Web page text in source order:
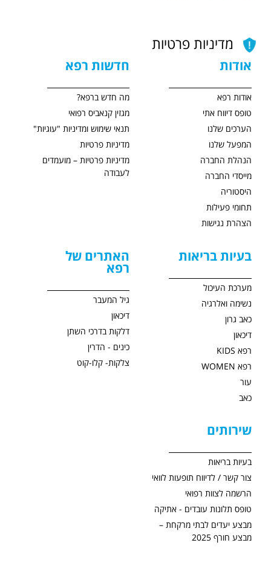
מדיניות פרטיות
אודות
אודות רפא
טופס דיווח אתי
הערכים שלנו
המפעל שלנו
הנהלת החברה
מייסדי החברה
היסטוריה
תחומי פעילות
הצהרת נגישות
חדשות רפא
מה חדש ברפא?
מגזין קנאביס רפואי
תנאי שימוש ומדיניות "עוגיות"
מדיניות פרטיות
מדיניות פרטיות – מועמדים
לעבודה
בעיות בריאות
מערכת העיכול
נשימה ואלרגיה
כאב גרון
דיכאון
רפא KIDS
רפא WOMEN
עור
כאב
האתרים של
רפא
גיל המעבר
דיכאון
דלקות בדרכי השתן
כינים - הדרין
צלקות- קלו-קוט
שירותים
בעיות בריאות
צור קשר / לדיווח תופעות לוואי
הרשמה לצוות רפואי
טופס תלונות עובדים - אתיקה
מבצע יעדים לבתי מרקחת –
מבצע חורף 2025